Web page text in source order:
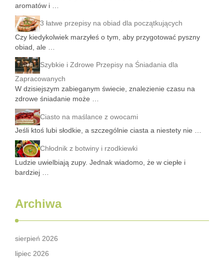
aromatów i …
3 łatwe przepisy na obiad dla początkujących
Czy kiedykolwiek marzyłeś o tym, aby przygotować pyszny
obiad, ale …
Szybkie i Zdrowe Przepisy na Śniadania dla
Zapracowanych
W dzisiejszym zabieganym świecie, znalezienie czasu na
zdrowe śniadanie może …
Ciasto na maślance z owocami
Jeśli ktoś lubi słodkie, a szczególnie ciasta a niestety nie …
Chłodnik z botwiny i rzodkiewki
Ludzie uwielbiają zupy. Jednak wiadomo, że w ciepłe i
bardziej …
Archiwa
sierpień 2026
lipiec 2026